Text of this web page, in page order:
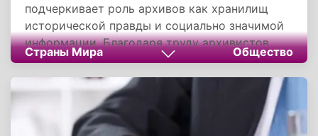
подчеркивает роль архивов как хранилищ
исторической правды и социально значимой
информации. Благодаря труду архивистов
общество сохраняет связь с прошлым,
обеспечивает юридическую защиту
настоящего и формирует основу для
будущего развития. Праздник напоминает:
документы — не просто бумаги, а
Страны Мира Общество